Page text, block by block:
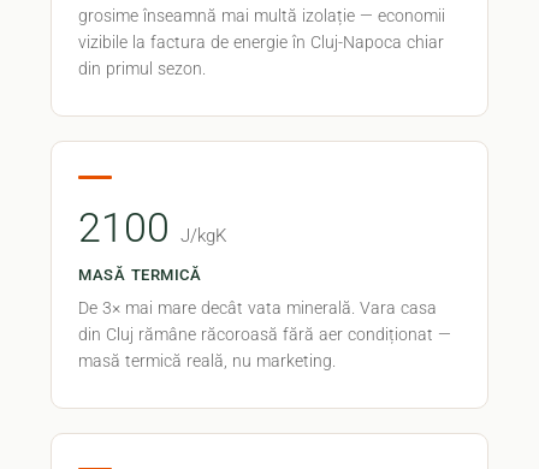
grosime înseamnă mai multă izolație — economii
vizibile la factura de energie în Cluj-Napoca chiar
din primul sezon.
2100 J/kgK
MASĂ TERMICĂ
De 3× mai mare decât vata minerală. Vara casa
din Cluj rămâne răcoroasă fără aer condiționat —
masă termică reală, nu marketing.